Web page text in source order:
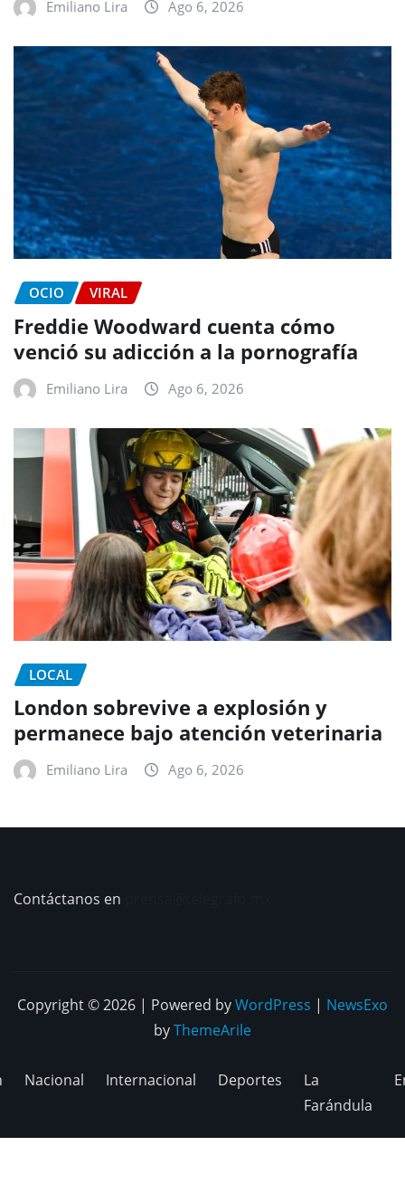
Emiliano Lira Ago 6, 2026
OCIO VIRAL
Freddie Woodward cuenta cómo
venció su adicción a la pornografía
Emiliano Lira Ago 6, 2026
LOCAL
London sobrevive a explosión y
permanece bajo atención veterinaria
Emiliano Lira Ago 6, 2026
Contáctanos en
Copyright © 2026 | Powered byWordPress | NewsExo
byThemeArile
Nacional Internacional Deportes
La
Farándula